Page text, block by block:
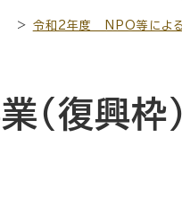
> 令和2年度 NPO等によ
復興枠）